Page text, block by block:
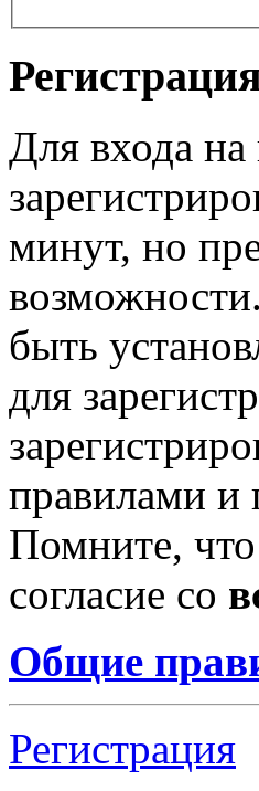
Для входа
минут, но
быть
для
правилами и
Помните,
согласие со
Общие
Регистрация